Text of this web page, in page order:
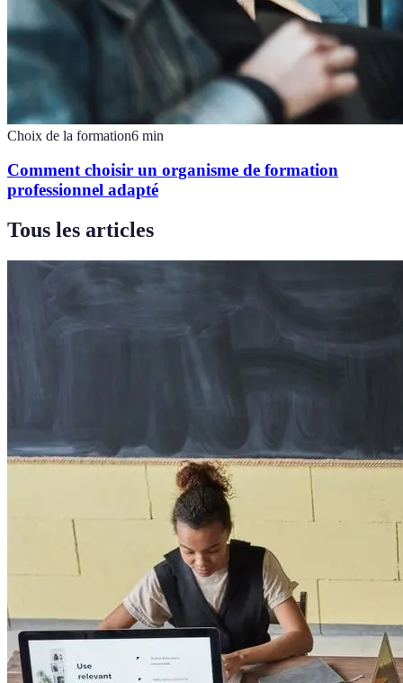
Choix de la formation6 min
Comment choisir un organisme de formation
professionnel adapté
Tous les articles